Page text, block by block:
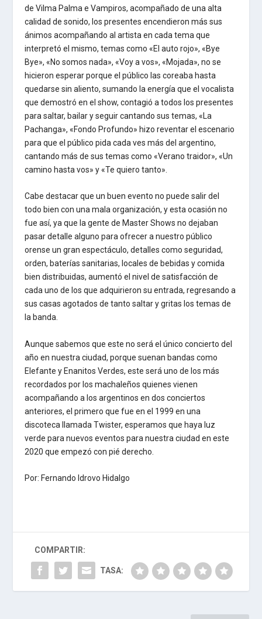
de Vilma Palma e Vampiros, acompañado de una alta
calidad de sonido, los presentes encendieron más sus
ánimos acompañando al artista en cada tema que
interpretó el mismo, temas como «El auto rojo», «Bye
Bye», «No somos nada», «Voy a vos», «Mojada», no se
hicieron esperar porque el público las coreaba hasta
quedarse sin aliento, sumando la energía que el vocalista
que demostró en el show, contagió a todos los presentes
para saltar, bailar y seguir cantando sus temas, «La
Pachanga», «Fondo Profundo» hizo reventar el escenario
para que el público pida cada ves más del argentino,
cantando más de sus temas como «Verano traidor», «Un
camino hasta vos» y «Te quiero tanto».
Cabe destacar que un buen evento no puede salir del
todo bien con una mala organización, y esta ocasión no
fue así, ya que la gente de Master Shows no dejaban
pasar detalle alguno para ofrecer a nuestro público
orense un gran espectáculo, detalles como seguridad,
orden, baterías sanitarias, locales de bebidas y comida
bien distribuidas, aumentó el nivel de satisfacción de
cada uno de los que adquirieron su entrada, regresando a
sus casas agotados de tanto saltar y gritas los temas de
la banda.
Aunque sabemos que este no será el único concierto del
año en nuestra ciudad, porque suenan bandas como
Elefante y Enanitos Verdes, este será uno de los más
recordados por los machaleños quienes vienen
acompañando a los argentinos en dos conciertos
anteriores, el primero que fue en el 1999 en una
discoteca llamada Twister, esperamos que haya luz
verde para nuevos eventos para nuestra ciudad en este
2020 que empezó con pié derecho.
Por: Fernando Idrovo Hidalgo
COMPARTIR:
TASA: